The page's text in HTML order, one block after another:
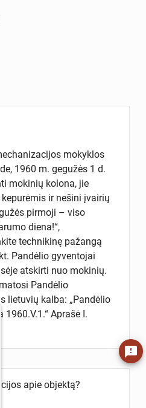
mokyklos
1960 m. gegužės 1 d.
mokinių kolona, jie
ir nešini įvairių
pirmoji – viso
diena!“,
technikinę pažangą
Pandėlio gyventojai
atskirti nuo mokinių.
Pandėlio
lietuvių kalba: „Pandėlio
1960.V.1.“ Aprašė I.
apie objektą?
feedback